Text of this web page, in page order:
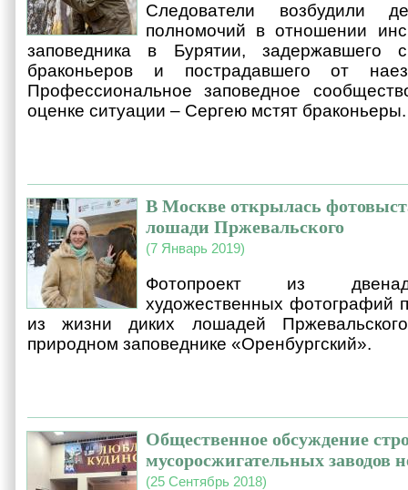
Следователи возбудили
полномочий в отношении
заповедника в Бурятии, задержавшего
браконьеров и пострадавшего от
Профессиональное заповедное
оценке ситуации – Сергею мстят браконьеры.
В Москве открылась
лошади Пржевальского
(7 Январь 2019)
Фотопроект из
художественных фотографий
из жизни диких лошадей
природном заповеднике «Оренбургский».
Общественное обсуждение
мусоросжигательных заводов
(25 Сентябрь 2018)